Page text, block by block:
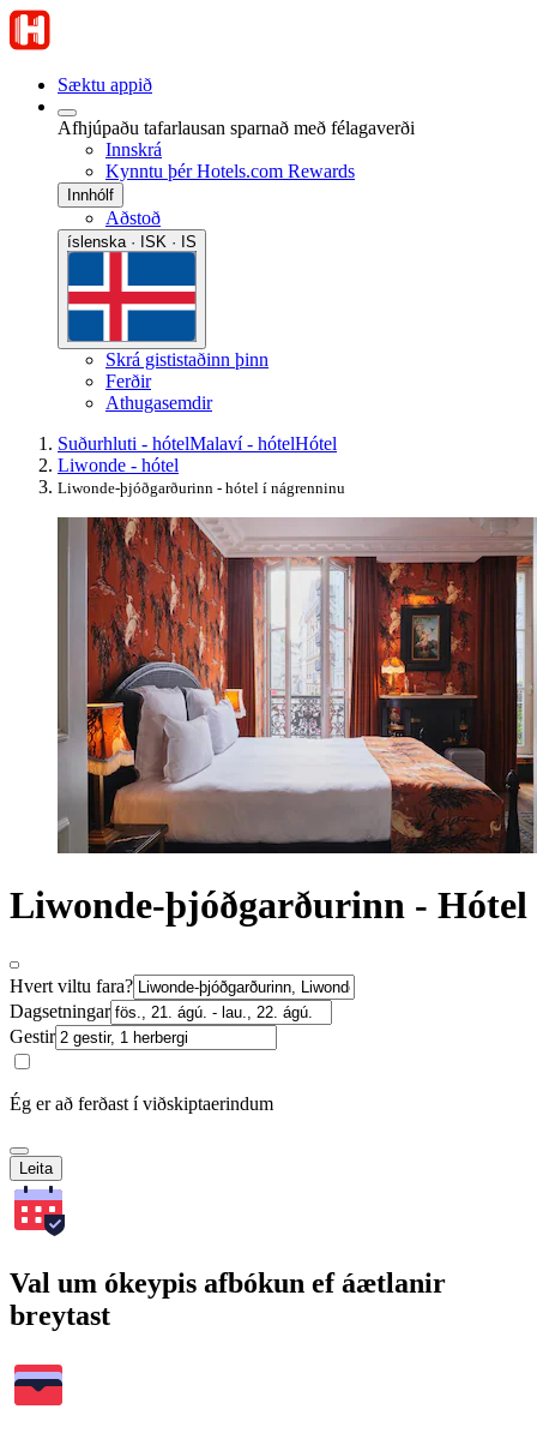
Sæktu appið
Afhjúpaðu tafarlausan sparnað með félagaverði
Innskrá
Kynntu þér Hotels.com Rewards
Innhólf
Aðstoð
íslenska · ISK · IS
Skrá gististaðinn þinn
Ferðir
Athugasemdir
Suðurhluti - hótelMalaví - hótelHótel
Liwonde - hótel
Liwonde-þjóðgarðurinn - hótel í nágrenninu
Liwonde-þjóðgarðurinn - Hótel
Hvert viltu fara?
Dagsetningar
Gestir
Ég er að ferðast í viðskiptaerindum
Leita
Val um ókeypis afbókun ef áætlanir
breytast